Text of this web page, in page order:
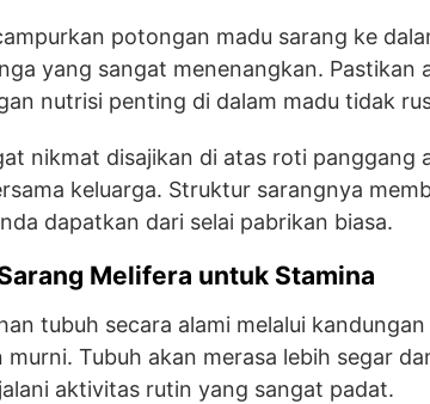
potongan madu sarang ke
yang sangat menenangkan. Pastikan
nutrisi penting di dalam madu tidak
nikmat disajikan di atas roti panggang
keluarga. Struktur sarangnya
dapatkan dari selai pabrikan biasa.
Melifera untuk Stamina
tubuh secara alami melalui
Tubuh akan merasa lebih segar
aktivitas rutin yang sangat padat.